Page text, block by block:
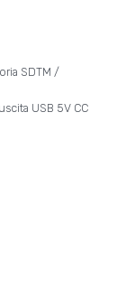
SDTM /
USB 5V CC